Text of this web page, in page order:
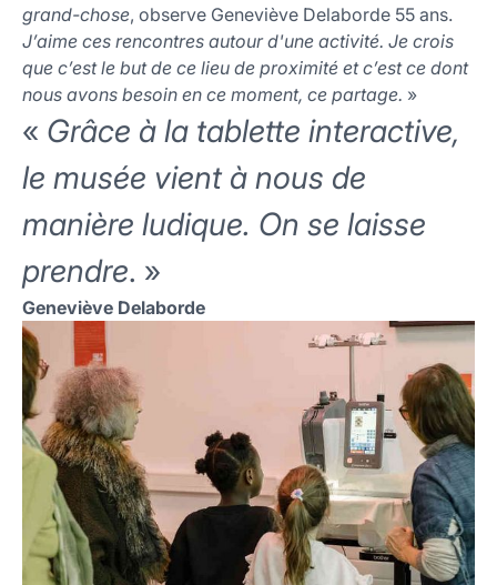
grand-chose, observe Geneviève Delaborde 55 ans.
J’aime ces rencontres autour d'une activité. Je crois
que c’est le but de ce lieu de proximité et c’est ce dont
nous avons besoin en ce moment, ce partage. »
« Grâce à la tablette interactive,
le musée vient à nous de
manière ludique. On se laisse
prendre. »
Geneviève Delaborde